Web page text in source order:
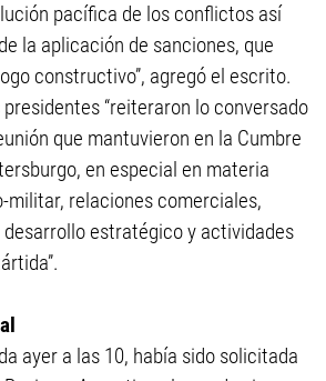
pacífica de los conflictos así
la aplicación de sanciones, que
constructivo”, agregó el escrito.
“reiteraron lo conversado
que mantuvieron en la Cumbre
en especial en materia
relaciones comerciales,
estratégico y actividades
ayer a las 10, había sido solicitada